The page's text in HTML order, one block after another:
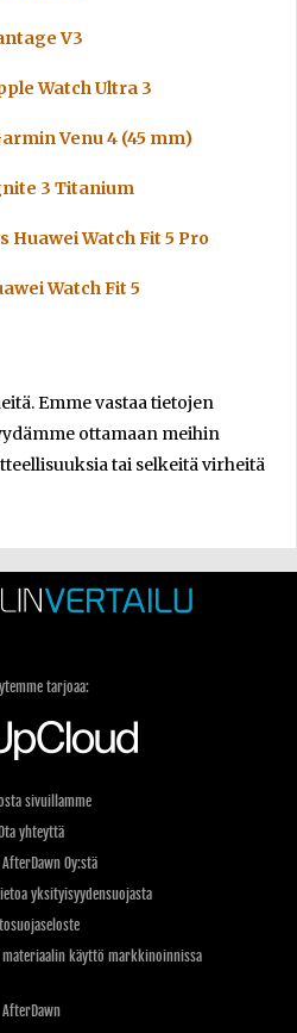
V3
Watch Ultra 3
Venu 4 (45 mm)
3 Titanium
Huawei Watch Fit 5 Pro
Watch Fit 5
Emme vastaa tietojen
ottamaan meihin
tai selkeitä virheitä
tarjoaa:
sivuillamme
yhteyttä
Oy:stä
yksityisyydensuojasta
käyttö markkinoinnissa
AfterDawn